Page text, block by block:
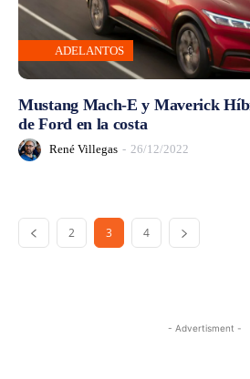
ADELANTOS
Mustang Mach-E y Maverick
de Ford en la costa
René Villegas - 26/12/2022
2 3 4
- Advertisment -